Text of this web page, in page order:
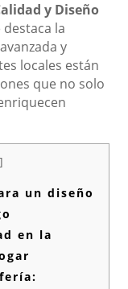
y Diseño
destaca la
y
locales están
que no solo
]
un diseño
en la